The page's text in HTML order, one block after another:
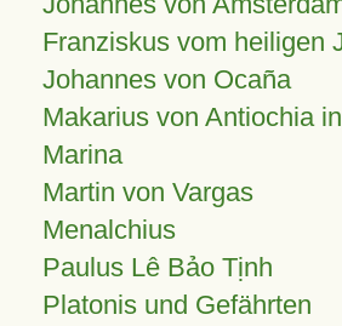
Franziskus vom heiligen
Johannes von Ocaña
Makarius von Antiochia
Marina
Martin von Vargas
Menalchius
Paulus Lê Bảo Tịnh
Platonis und Gefährten